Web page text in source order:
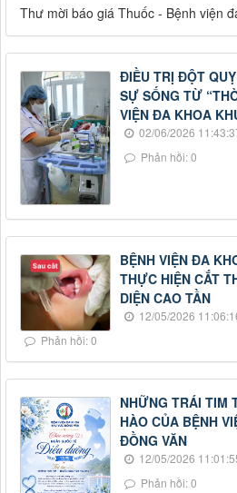
Thư mời báo giá Thuốc - Bệnh viện
ĐIỀU TRỊ ĐỘT
SỰ SỐNG TỪ
VIỆN ĐA KHOA
02/06/2026
Phản hồi: 0
BỆNH VIỆN ĐA
THỰC HIỆN CẮT
DIỆN CAO TẦN
12/05/2026
Phản hồi: 0
NHỮNG TRÁI TIM
HÀO CỦA BỆNH
ĐỒNG VĂN
12/05/2026
Phản hồi: 0